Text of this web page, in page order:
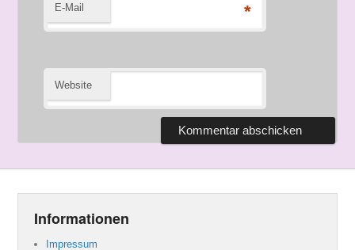
E-Mail *
Website
Informationen
Impressum